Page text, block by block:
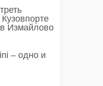
Измайлово
– одно и